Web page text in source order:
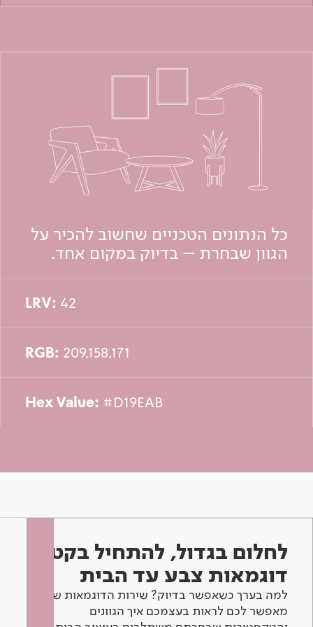
כל הנתונים הטכניים שחשוב להכיר על
הגוון שבחרת – בדיוק במקום אחד.
LRV: 42
RGB: 209,158,171
Hex Value: #D19EAB
לחלום בגדול, להתחיל בקטן -
דוגמאות צבע עד הבית
למה בערך כשאפשר בדיוק? שירות הדוגמאות שלנו
מאפשר לכם לראות בעצמכם איך הגוונים